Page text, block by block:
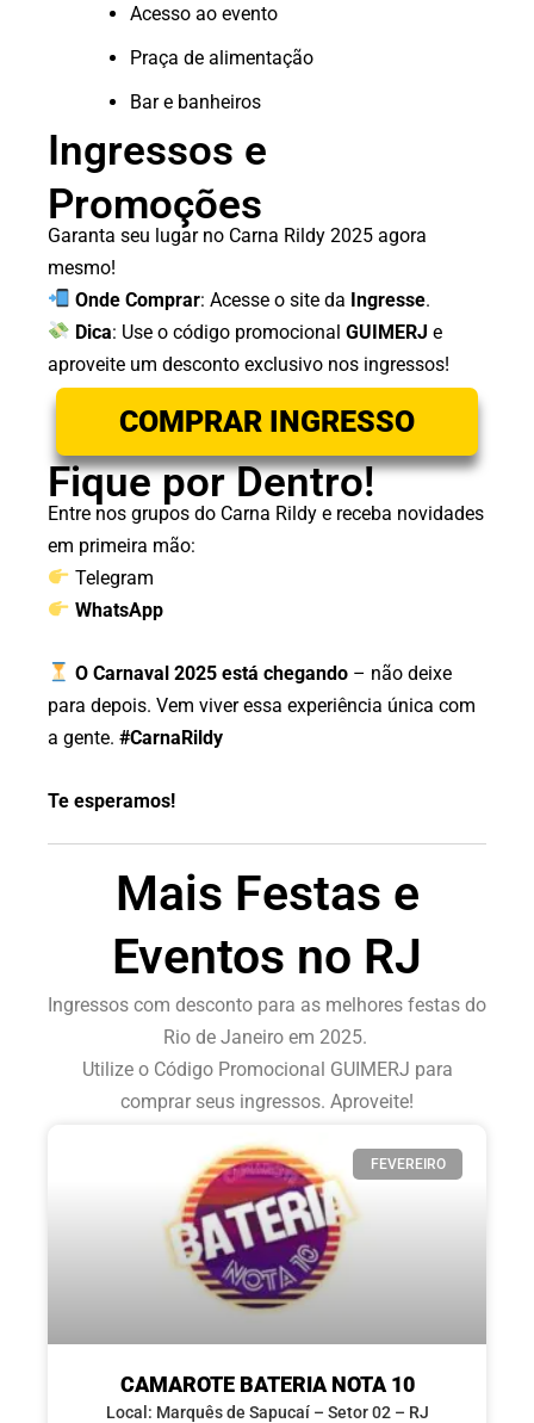
Acesso ao evento
Praça de alimentação
Bar e banheiros
Ingressos e
Promoções
Garanta seu lugar no Carna Rildy 2025 agora
mesmo!
Onde Comprar: Acesse o site da Ingresse.
Dica: Use o código promocional GUIMERJ e
aproveite um desconto exclusivo nos ingressos!
COMPRAR INGRESSO
Fique por Dentro!
Entre nos grupos do Carna Rildy e receba novidades
em primeira mão:
Telegram
WhatsApp
O Carnaval 2025 está chegando– não deixe
para depois. Vem viver essa experiência única com
a gente. #CarnaRildy
Te esperamos!
Mais Festas e
Eventos no RJ
Ingressos com desconto para as melhores festas do
Rio de Janeiro em 2025.
Utilize o Código Promocional GUIMERJ para
comprar seus ingressos. Aproveite!
FEVEREIRO
CAMAROTE BATERIA NOTA 10
Local: Marquês de Sapucaí – Setor 02 – RJ